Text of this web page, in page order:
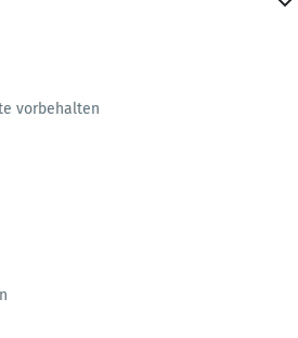
vorbehalten